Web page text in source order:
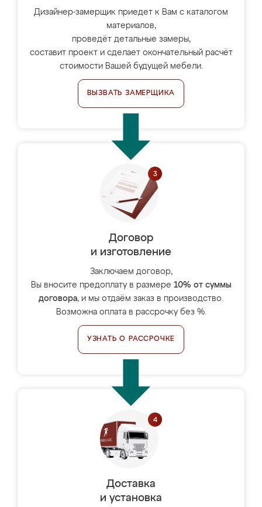
Дизайнер-замерщик приедет к Вам с каталогом
материалов,
проведёт детальные замеры,
составит проект и сделает окончательный расчёт
стоимости Вашей будущей мебели.
ВЫЗВАТЬ ЗАМЕРЩИКА
Договор
и изготовление
Заключаем договор,
Вы вносите предоплату в размере 10% от суммы
договора, и мы отдаём заказ в производство.
Возможна оплата в рассрочку без %.
УЗНАТЬ О РАССРОЧКЕ
Доставка
и установка